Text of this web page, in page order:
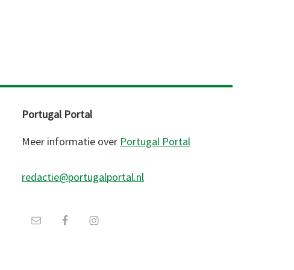
Portugal Portal
Meer informatie over Portugal Portal
redactie@portugalportal.nl